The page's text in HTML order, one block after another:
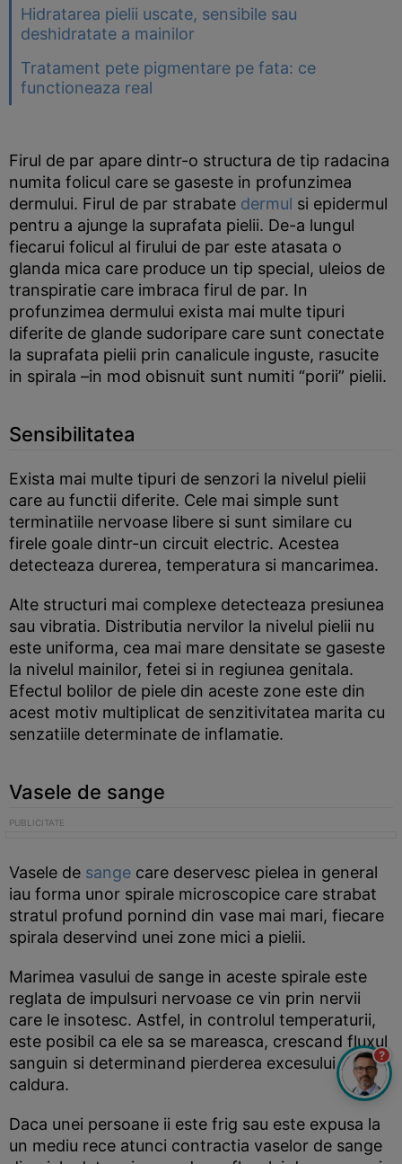
Hidratarea pielii uscate, sensibile sau
deshidratate a mainilor
Tratament pete pigmentare pe fata: ce
functioneaza real
Firul de par apare dintr-o structura de tip radacina
numita folicul care se gaseste in profunzimea
dermului. Firul de par strabate dermul si epidermul
pentru a ajunge la suprafata pielii. De-a lungul
fiecarui folicul al firului de par este atasata o
glanda mica care produce un tip special, uleios de
transpiratie care imbraca firul de par. In
profunzimea dermului exista mai multe tipuri
diferite de glande sudoripare care sunt conectate
la suprafata pielii prin canalicule inguste, rasucite
in spirala –in mod obisnuit sunt numiti “porii” pielii.
Sensibilitatea
Exista mai multe tipuri de senzori la nivelul pielii
care au functii diferite. Cele mai simple sunt
terminatiile nervoase libere si sunt similare cu
firele goale dintr-un circuit electric. Acestea
detecteaza durerea, temperatura si mancarimea.
Alte structuri mai complexe detecteaza presiunea
sau vibratia. Distributia nervilor la nivelul pielii nu
este uniforma, cea mai mare densitate se gaseste
la nivelul mainilor, fetei si in regiunea genitala.
Efectul bolilor de piele din aceste zone este din
acest motiv multiplicat de senzitivitatea marita cu
senzatiile determinate de inflamatie.
Vasele de sange
Vasele de sange care deservesc pielea in general
iau forma unor spirale microscopice care strabat
stratul profund pornind din vase mai mari, fiecare
spirala deservind unei zone mici a pielii.
Marimea vasului de sange in aceste spirale este
reglata de impulsuri nervoase ce vin prin nervii
care le insotesc. Astfel, in controlul temperaturii,
este posibil ca ele sa se mareasca, crescand fluxul
sanguin si determinand pierderea excesului de
caldura.
Daca unei persoane ii este frig sau este expusa la
un mediu rece atunci contractia vaselor de sange
?